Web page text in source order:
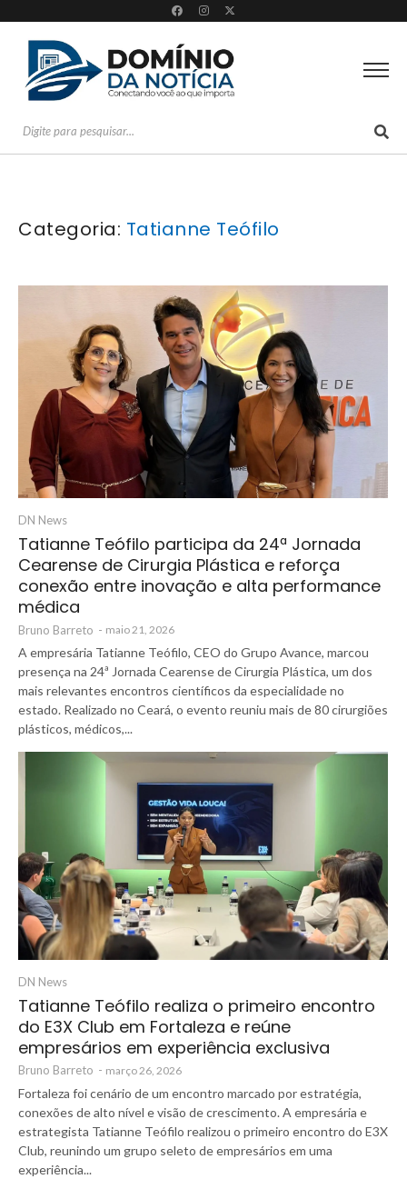
Categoria: Tatianne Teófilo
DN News
Tatianne Teófilo participa da 24ª Jornada
Cearense de Cirurgia Plástica e reforça
conexão entre inovação e alta performance
médica
Bruno Barreto - maio 21, 2026
A empresária Tatianne Teófilo, CEO do Grupo Avance, marcou
presença na 24ª Jornada Cearense de Cirurgia Plástica, um dos
mais relevantes encontros científicos da especialidade no
estado. Realizado no Ceará, o evento reuniu mais de 80 cirurgiões
plásticos, médicos,...
DN News
Tatianne Teófilo realiza o primeiro encontro
do E3X Club em Fortaleza e reúne
empresários em experiência exclusiva
Bruno Barreto - março 26, 2026
Fortaleza foi cenário de um encontro marcado por estratégia,
conexões de alto nível e visão de crescimento. A empresária e
estrategista Tatianne Teófilo realizou o primeiro encontro do E3X
Club, reunindo um grupo seleto de empresários em uma
experiência...